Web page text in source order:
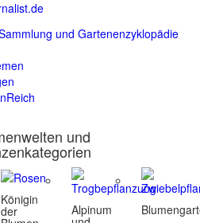
und
Königin
der Alpinum